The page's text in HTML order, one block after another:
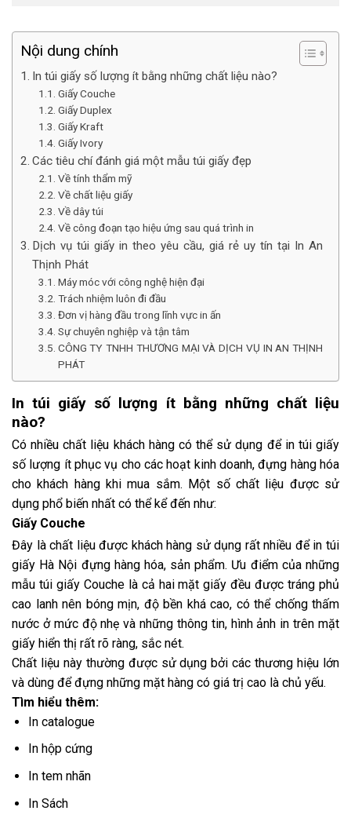
Nội dung chính
In túi giấy số lượng ít bằng những chất liệu nào?
Giấy Couche
Giấy Duplex
Giấy Kraft
Giấy Ivory
Các tiêu chí đánh giá một mẫu túi giấy đẹp
Về tính thẩm mỹ
Về chất liệu giấy
Về dây túi
Về công đoạn tạo hiệu ứng sau quá trình in
Dịch vụ túi giấy in theo yêu cầu, giá rẻ uy tín tại In An
Thịnh Phát
Máy móc với công nghệ hiện đại
Trách nhiệm luôn đi đầu
Đơn vị hàng đầu trong lĩnh vực in ấn
Sự chuyên nghiệp và tận tâm
CÔNG TY TNHH THƯƠNG MẠI VÀ DỊCH VỤ IN AN THỊNH
PHÁT
In túi giấy số lượng ít bằng những chất liệu
nào?
Có nhiều chất liệu khách hàng có thể sử dụng đểin túi giấy
số lượng ítphục vụ cho các hoạt kinh doanh, đựng hàng hóa
cho khách hàng khi mua sắm. Một số chất liệu được sử
dụng phổ biến nhất có thể kể đến như:
Giấy Couche
Đây là chất liệu được khách hàng sử dụng rất nhiều đểin túi
giấy Hà Nội đựng hàng hóa, sản phẩm. Ưu điểm của những
mẫu túi giấy Couche là cả hai mặt giấy đều được tráng phủ
cao lanh nên bóng mịn, độ bền khá cao, có thể chống thấm
nước ở mức độ nhẹ và những thông tin, hình ảnh in trên mặt
giấy hiển thị rất rõ ràng, sắc nét.
Chất liệu này thường được sử dụng bởi các thương hiệu lớn
và dùng để đựng những mặt hàng có giá trị cao là chủ yếu.
Tìm hiểu thêm:
In catalogue
In hộp cứng
In tem nhãn
In Sách